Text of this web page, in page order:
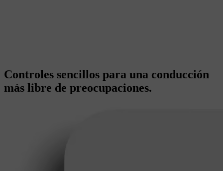
Controles sencillos para una conducción
más libre de preocupaciones.